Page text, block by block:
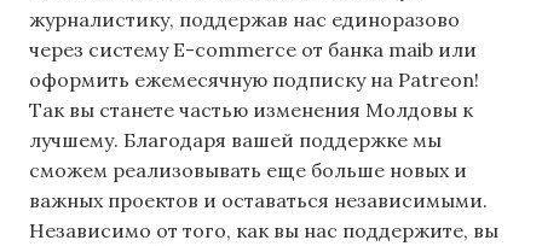
журналистику, поддержав нас единоразово
через систему E-commerce от банка maib или
оформить ежемесячную подписку на Patreon!
Так вы станете частью изменения Молдовы к
лучшему. Благодаря вашей поддержке мы
сможем реализовывать еще больше новых и
важных проектов и оставаться независимыми.
Независимо от того, как вы нас поддержите, вы